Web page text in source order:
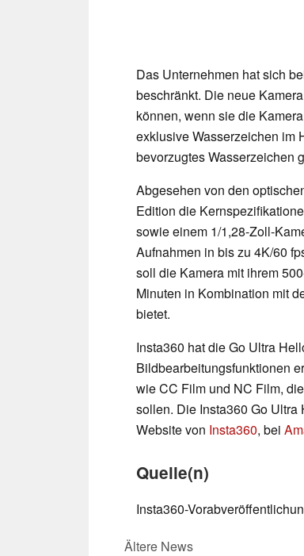
Das Unternehmen hat sich
beschränkt. Die neue
können, wenn sie die
exklusive Wasserzeichen im
bevorzugtes Wasserzeichen
Abgesehen von den
Edition die
sowie einem 1/1,28-Zoll-
Aufnahmen in bis zu 4K/60
soll die Kamera mit ihrem
Minuten in Kombination mit
bietet.
Insta360 hat die Go Ultra
Bildbearbeitungsfunktionen
wie CC Film und NC Film,
sollen. Die Insta360 Go
Website von Insta360, bei
Quelle(n)
Insta360-
Ältere News